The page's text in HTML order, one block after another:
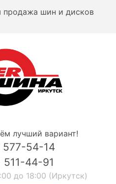
продажа шин и дисков
лучший вариант!
577-54-14
511-44-91
до 18:00 (Иркутск)